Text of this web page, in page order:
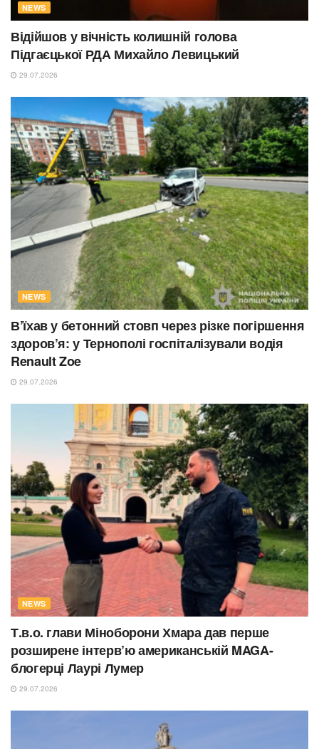
NEWS
Відійшов у вічність колишній голова
Підгаєцької РДА Михайло Левицький
29.07.2026
NEWS
В’їхав у бетонний стовп через різке погіршення
здоров’я: у Тернополі госпіталізували водія
Renault Zoe
29.07.2026
NEWS
Т.в.о. глави Міноборони Хмара дав перше
розширене інтерв’ю американській MAGA-
блогерці Лаурі Лумер
29.07.2026